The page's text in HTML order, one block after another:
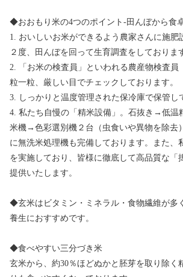
◆おおもり米の4つのポイント-田んぼから食
1. おいしいお米ができるよう農家さんに施肥
２度、田んぼを回って生育調査をしておりま
2. 「お米の検査員」といわれる農産物検査員
粒一粒、厳しい目でチェックしております。
3. しっかりと温度管理された保冷庫で保管し
4. 私たち自慢の「精米設備」。石抜き→低
米機→色彩選別機２台（虫食いや異物を除去
に無洗米処理機も完備しております。また、
を実施しており、皆様に徹底して高品質な「
提供いたします。
◆玄米はビタミン・ミネラル・食物繊維が多
養生におすすめです。
◆食べやすい三分づき米
玄米から、約30％ほどぬかと胚芽を取り除く